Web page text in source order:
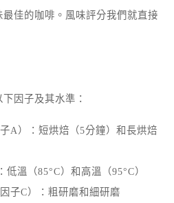
佳的咖啡。風味評分我們就直接
因子及其水準：
A）：短烘焙（5分鐘）和長烘焙
溫（85°C）和高溫（95°C）
子C）：粗研磨和細研磨